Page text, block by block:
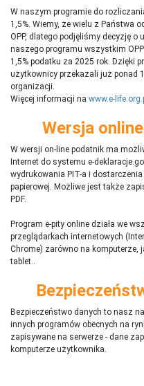
W naszym programie do
1,5%. Wiemy, że wielu z Państwa
OPP, dlatego podjęliśmy decyzję o
naszego programu wszystkim
1,5% podatku za 2025 rok. Dzięki
użytkownicy przekazali już ponad
organizacji.
Więcej informacji na www.e-
Wersja
W wersji on-line podatnik ma
Internet do systemu e-
wydrukowania PIT-a i
papierowej. Możliwe jest także
PDF.
Program e-pity online działa we
przeglądarkach internetowych
Chrome) zarówno na komputerze,
tablet..
Bezpieczeństwo danych to nasz
innych programów obecnych na
zapisywane na serwerze - dane
komputerze użytkownika.